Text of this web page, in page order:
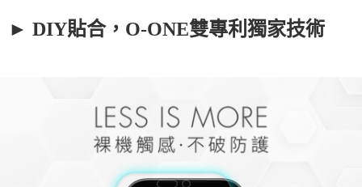
► DIY貼合，O-ONE雙專利獨家技術